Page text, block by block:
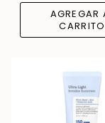
AGREGAR
CARRITO